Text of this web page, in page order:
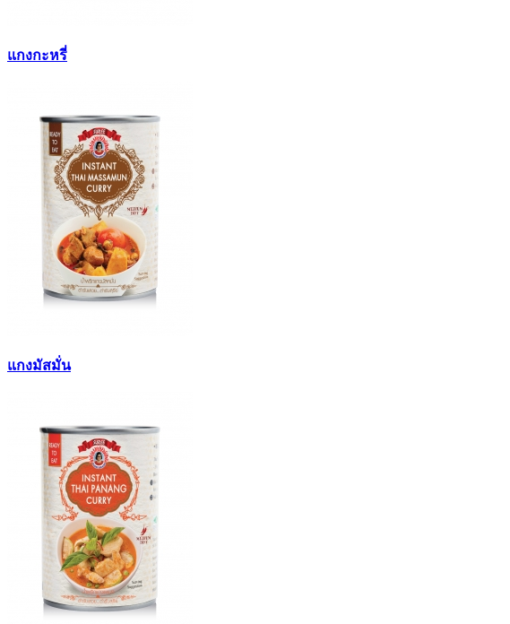
แกงกะหรี่
แกงมัสมั่น